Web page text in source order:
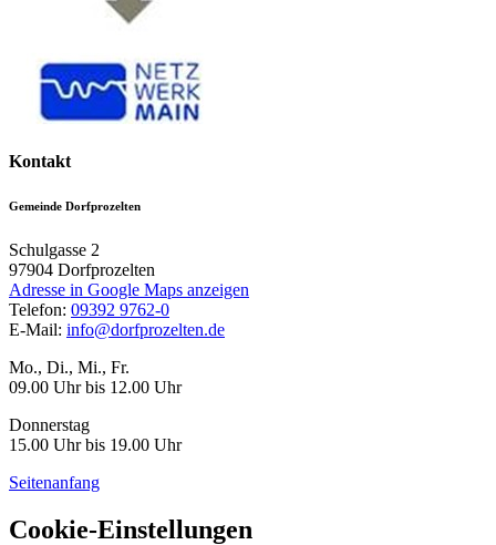
Kontakt
Gemeinde Dorfprozelten
Schulgasse 2
97904 Dorfprozelten
Adresse in Google Maps anzeigen
Telefon: 09392 9762-0
E-Mail: info@dorfprozelten.de
Mo., Di., Mi., Fr.
09.00 Uhr bis 12.00 Uhr
Donnerstag
15.00 Uhr bis 19.00 Uhr
Seitenanfang
Cookie-Einstellungen